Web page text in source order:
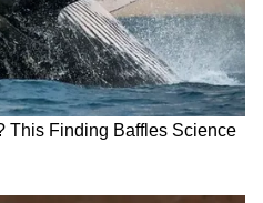
एक्सीडेंट, मौत बनकर आई मर्सिडीज
ने 70 साल की महिला को मार डाला